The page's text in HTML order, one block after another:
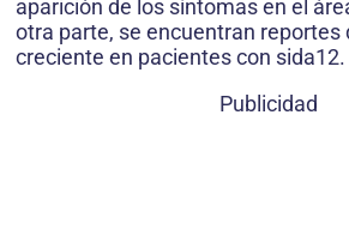
aparición de los síntomas en el
otra parte, se encuentran reportes
creciente en pacientes con sida12.
Publicidad